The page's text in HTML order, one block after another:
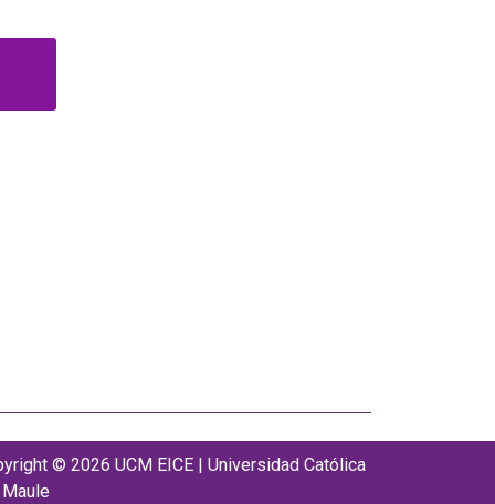
© 2026 UCM EICE | Universidad Católica